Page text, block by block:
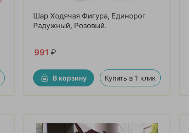
Шар Ходячая Фигура, Единорог
Радужный, Розовый.
991 ₽
В корзину Купить в 1 клик